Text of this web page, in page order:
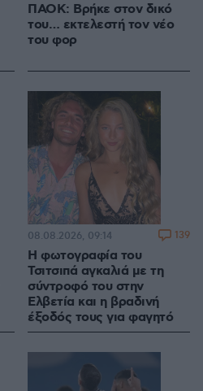
ΠΑΟΚ: Βρήκε στον δικό
του… εκτελεστή τον νέο
του φορ
Η φωτογραφία του
Τσιτσιπά αγκαλιά με τη
σύντροφό του στην
Ελβετία και η βραδινή
έξοδός τους για φαγητό
08.08.2026, 09:14 139